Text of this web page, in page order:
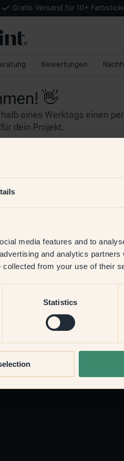
media features and to
and analytics
collected from your use of their
Statistics
Gratis Versand für 10+
Bewertungen